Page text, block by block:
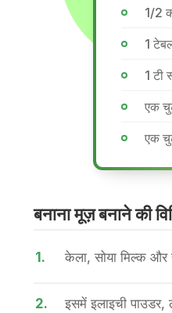
1/2
1
1 टी
एक
एक
बनाना मूज़ बनाने की
1. केला, सोया मिल्क और
2. इसमें इलाइची पाउडर,